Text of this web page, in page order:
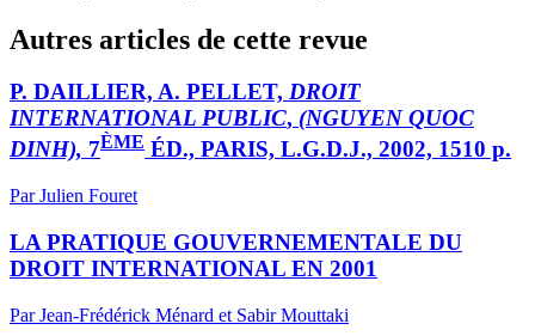
Autres articles de cette revue
P. DAILLIER, A. PELLET, DROIT
INTERNATIONAL PUBLIC, (NGUYEN QUOC
DINH), 7ÈME ÉD., PARIS, L.G.D.J., 2002, 1510 p.
Par Julien Fouret
LA PRATIQUE GOUVERNEMENTALE DU
DROIT INTERNATIONAL EN 2001
Par Jean-Frédérick Ménard et Sabir Mouttaki